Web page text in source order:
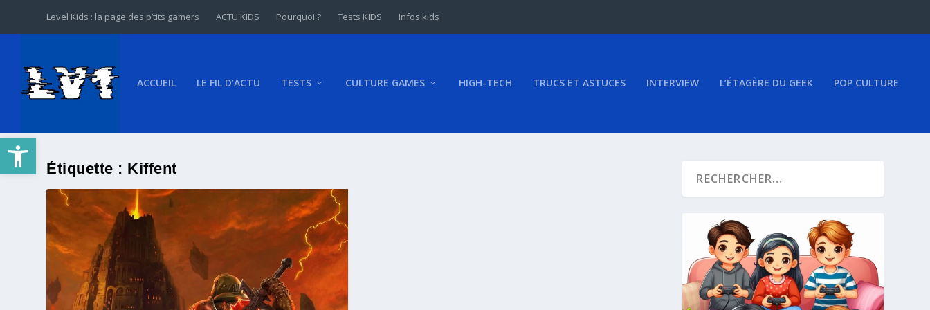
Ouvrir la barre d’outils
Level Kids : la page des p’tits gamers ACTU KIDS Pourquoi ? Tests KIDS Infos kids
ACCUEIL LE FIL D’ACTU TESTS CULTURE GAMES HIGH-TECH TRUCS ET ASTUCES INTERVIEW L’ÉTAGÈRE DU GEEK POP CULTURE
Étiquette : Kiffent